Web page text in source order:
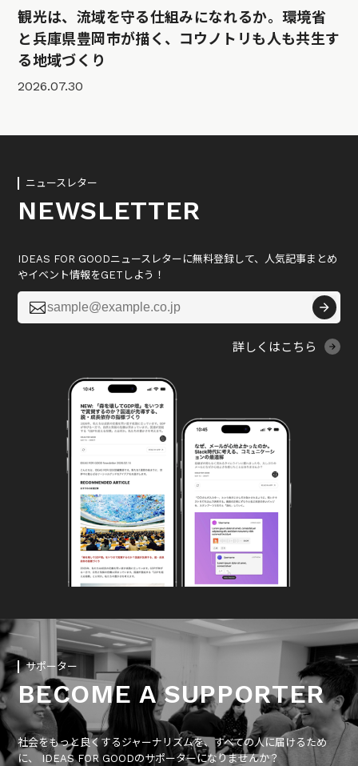
観光は、流域を守る仕組みになれるか。環境省
と兵庫県豊岡市が描く、コウノトリも人も共生す
る地域づくり
2026.07.30
ニュースレター
NEWSLETTER
IDEAS FOR GOODニュースレターに無料登録して、人気記事まとめ
やイベント情報をGETしよう！

詳しくはこちら
サポーター
BECOME A SUPPORTER
社会をもっと良くするジャーナリズムを、すべての人に届けるため
に、 IDEAS FOR GOODのサポーターになりませんか？